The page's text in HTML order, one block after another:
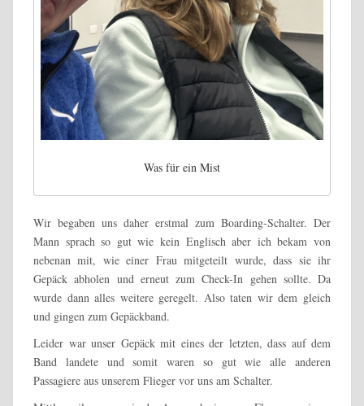
Was für ein Mist
Wir begaben uns daher erstmal zum Boarding-Schalter. Der
Mann sprach so gut wie kein Englisch aber ich bekam von
nebenan mit, wie einer Frau mitgeteilt wurde, dass sie ihr
Gepäck abholen und erneut zum Check-In gehen sollte. Da
wurde dann alles weitere geregelt. Also taten wir dem gleich
und gingen zum Gepäckband.
Leider war unser Gepäck mit eines der letzten, dass auf dem
Band landete und somit waren so gut wie alle anderen
Passagiere aus unserem Flieger vor uns am Schalter.